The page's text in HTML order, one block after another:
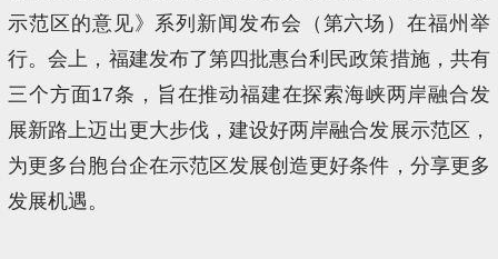
示范区的意见》系列新闻发布会（第六场）在福州举
行。会上，福建发布了第四批惠台利民政策措施，共有
三个方面17条，旨在推动福建在探索海峡两岸融合发
展新路上迈出更大步伐，建设好两岸融合发展示范区，
为更多台胞台企在示范区发展创造更好条件，分享更多
发展机遇。